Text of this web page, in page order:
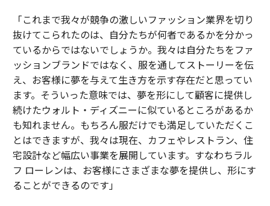
「これまで我々が競争の激しいファッション業界を切り
抜けてこられたのは、自分たちが何者であるかを分かっ
ているからではないでしょうか。我々は自分たちをファ
ッションブランドではなく、服を通してストーリーを伝
え、お客様に夢を与えて生き方を示す存在だと思ってい
ます。そういった意味では、夢を形にして顧客に提供し
続けたウォルト・ディズニーに似ているところがあるか
も知れません。もちろん服だけでも満足していただくこ
とはできますが、我々は現在、カフェやレストラン、住
宅設計など幅広い事業を展開しています。すなわちラル
フ ローレンは、お客様にさまざまな夢を提供し、形にす
ることができるのです」